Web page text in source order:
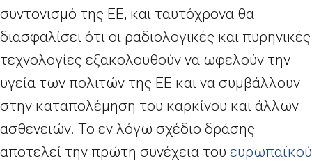
συντονισμό της ΕΕ, και ταυτόχρονα θα
διασφαλίσει ότι οι ραδιολογικές και πυρηνικές
τεχνολογίες εξακολουθούν να ωφελούν την
υγεία των πολιτών της ΕΕ και να συμβάλλουν
στην καταπολέμηση του καρκίνου και άλλων
ασθενειών. Το εν λόγω σχέδιο δράσης
αποτελεί την πρώτη συνέχεια του ευρωπαϊκού